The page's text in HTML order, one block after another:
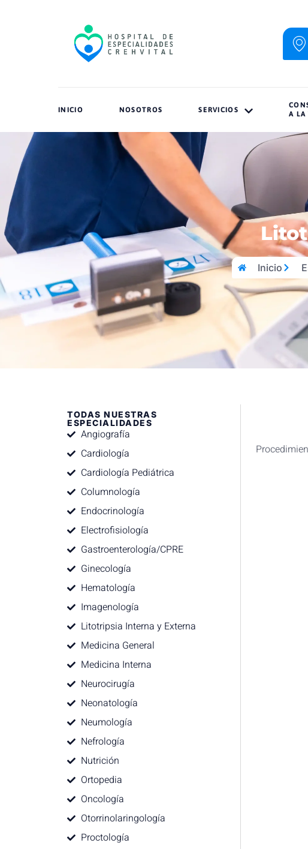
INICIO NOSOTROS SERVICIOS
A LA
Inicio
TODAS NUESTRAS
ESPECIALIDADES
Angiografía
Cardiología
Cardiología Pediátrica
Columnología
Endocrinología
Electrofisiología
Gastroenterología/CPRE
Ginecología
Hematología
Imagenología
Litotripsia Interna y Externa
Medicina General
Medicina Interna
Neurocirugía
Neonatología
Neumología
Nefrología
Nutrición
Ortopedia
Oncología
Otorrinolaringología
Proctología